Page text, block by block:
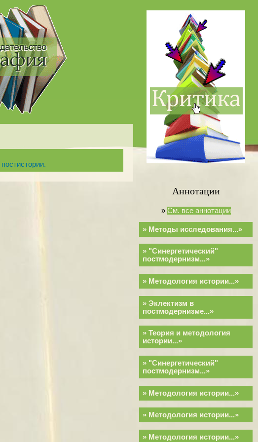
постистории.
Аннотации
» См. все аннотации
» Методы исследования...»
» "Синергетический"
постмодернизм...»
» Методология истории...»
» Эклектизм в
постмодернизме...»
» Теория и методология
истории...»
» "Синергетический"
постмодернизм...»
» Методология истории...»
» Методология истории...»
» Методология истории...»